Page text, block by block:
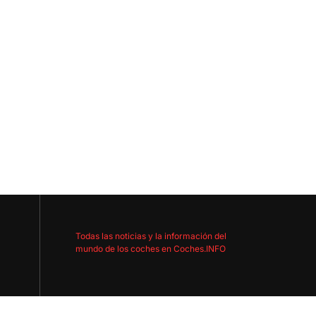
Todas las noticias y la información del
mundo de los coches en Coches.INFO